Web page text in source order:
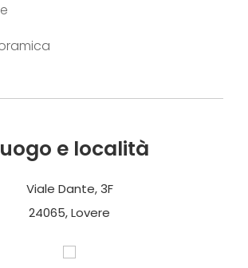
e località
Viale Dante, 3F
24065, Lovere